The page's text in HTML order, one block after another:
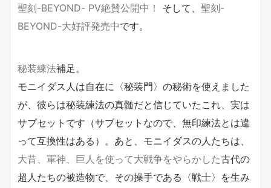
聖刻-BEYOND- PV絶賛公開中！
そして、 聖刻-
BEYOND-大好評発売中です。
秘装練法補足。
モニイダス人は自在に〈秘装門〉の秘術を使えました
が、彼らは秘装練法の真髄だと信じていたこれ、実は
サブセットです（サブセットなので、無印練法とは違
って互換性はある）。あと、モニイダスの人たちは、
大昔、軍神、巨人を使って大戦争をやらかした古代の
超人たちの被造物で、その操手である〈戦士〉を生み